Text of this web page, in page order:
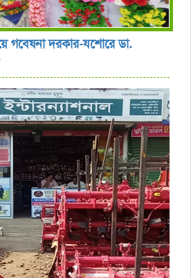
গবেষনা দরকার-যশোরে ডা.